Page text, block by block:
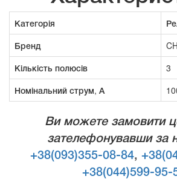
Категорія
Бренд
Кількість полюсів
3
Номінальний струм, А
Ви можете замовити
зателефонувавши за
+38(093)355-08-84,
+38(044)599-95-